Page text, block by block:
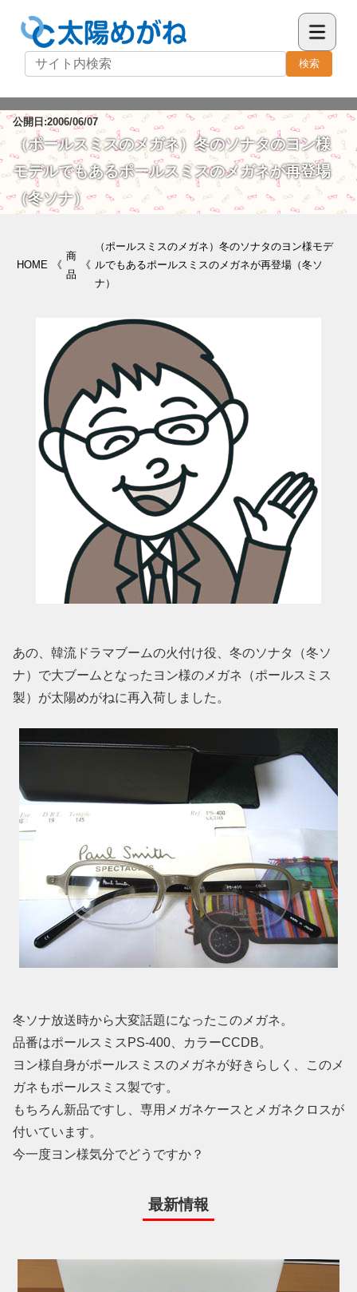
検索
公開日:2006/06/07
（ポールスミスのメガネ）冬のソナタのヨン様
モデルでもあるポールスミスのメガネが再登場
（冬ソナ）
HOME 《
商
品
《
（ポールスミスのメガネ）冬のソナタのヨン様モデ
ルでもあるポールスミスのメガネが再登場（冬ソ
ナ）
あの、韓流ドラマブームの火付け役、冬のソナタ（冬ソ
ナ）で大ブームとなったヨン様のメガネ（ポールスミス
製）が太陽めがねに再入荷しました。
冬ソナ放送時から大変話題になったこのメガネ。
品番はポールスミスPS-400、カラーCCDB。
ヨン様自身がポールスミスのメガネが好きらしく、このメ
ガネもポールスミス製です。
もちろん新品ですし、専用メガネケースとメガネクロスが
付いています。
今一度ヨン様気分でどうですか？
最新情報